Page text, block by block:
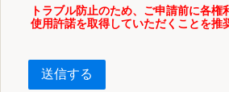
トラブル防止のため、ご申請前に各権
使用許諾を取得していただくことを推
送信する